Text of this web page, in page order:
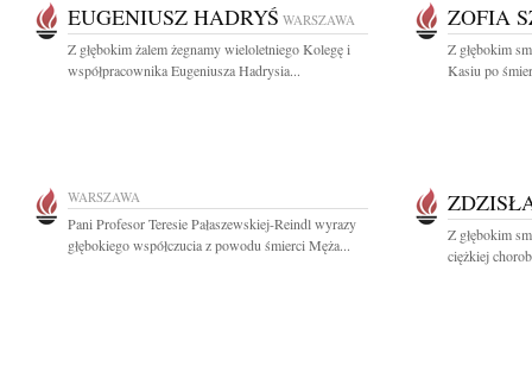
EUGENIUSZ HADRYŚ WARSZAWA
Z głębokim żalem żegnamy wieloletniego Kolegę i
współpracownika Eugeniusza Hadrysia...
ZOFIA
Z głębokim
Kasiu po
WARSZAWA
Pani Profesor Teresie Pałaszewskiej-Reindl wyrazy
głębokiego współczucia z powodu śmierci Męża...
Z głębokim
ciężkiej